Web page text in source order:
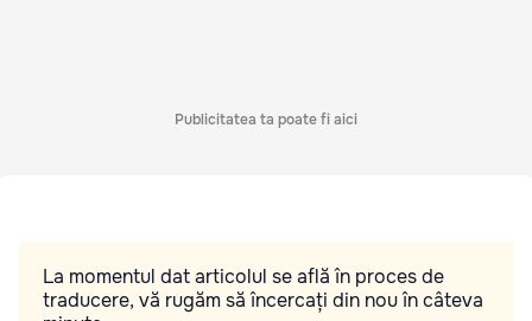
Publicitatea ta poate fi aici
La momentul dat articolul se află în proces de
traducere, vă rugăm să încercați din nou în câteva